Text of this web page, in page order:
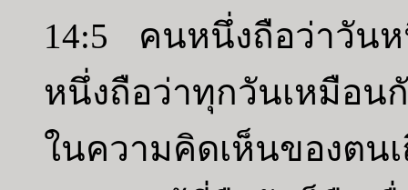
14:5 คนหนึ่งถือว่าวัน
หนึ่งถือว่าทุกวันเหมือ
ในความคิดเห็นของตน